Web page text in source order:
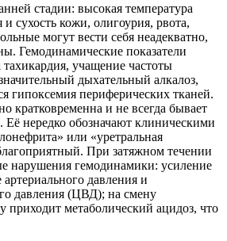
стадии: высокая температура
и сухость кожи, олигоурия, рвота,
могут вести себя неадекватно,
Гемодинамические показатели
учащение частоты
дыхательный алкалоз,
гипоксемия периферических тканей.
кратковременна и не всегда бывает
Её нередко обозначают клиническими
или «уретральная
При затяжном течении
нарушения гемодинамики: усиление
давления и
давления (ЦВД); на смену
приходит метаболический ацидоз, что